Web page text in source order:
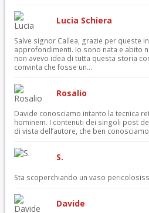
Lucia Schiera
Salve signor Callea, grazie per queste
approfondimenti. Io sono nata e abito
non avevo idea di tutta questa storia
convinta che fosse un...
Rosalio
Davide conosciamo intanto la tecnica
hominem. I contenuti dei singoli post
di vista dell’autore, che ben
S.
Sta scoperchiando un vaso
Davide